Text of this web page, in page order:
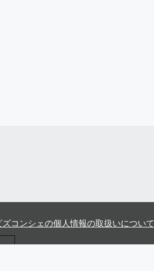
ズコンシェの個人情報の取扱いについて